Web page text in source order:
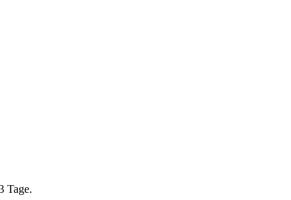
Tage.